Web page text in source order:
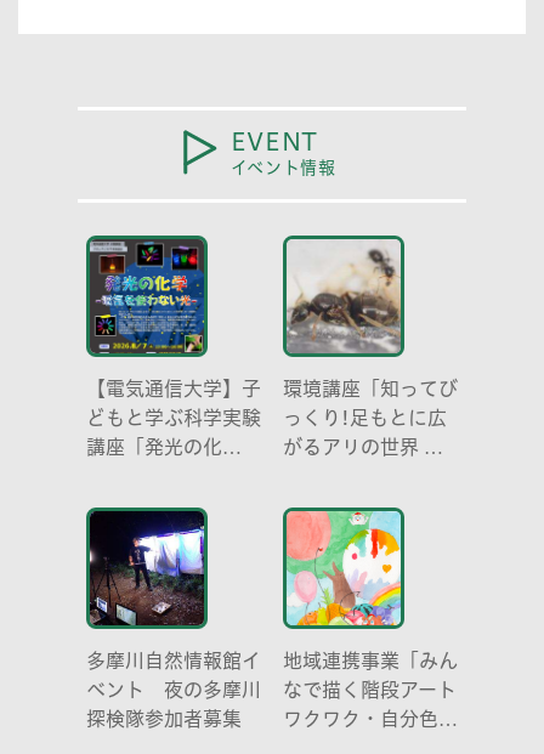
EVENT
イベント情報
【電気通信大学】子
どもと学ぶ科学実験
講座「発光の化
い光-」
環境講座「知ってび
っくり!足もとに広
がるアリの世界 ア
成り立ち、生態系に
おける役割」
多摩川自然情報館イ
ベント 夜の多摩川
探検隊参加者募集
地域連携事業「みん
なで描く階段アート
ワクワク・自分色の